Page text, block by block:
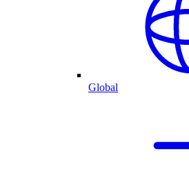
Global